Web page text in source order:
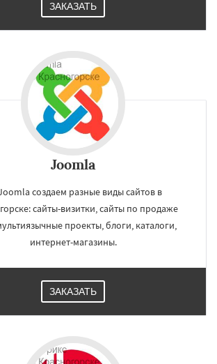
ЗАКАЗАТЬ
Joomla
создаем разные виды сайтов в
сайты-визитки, сайты по продаже
проекты, блоги, каталоги,
интернет-магазины.
ЗАКАЗАТЬ